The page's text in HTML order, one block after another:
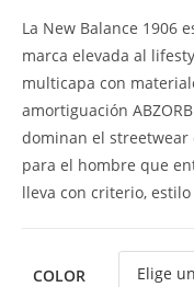
La New Balance 1906
marca elevada al
multicapa con
amortiguación
dominan el streetwear
para el hombre que
lleva con criterio,
COLOR